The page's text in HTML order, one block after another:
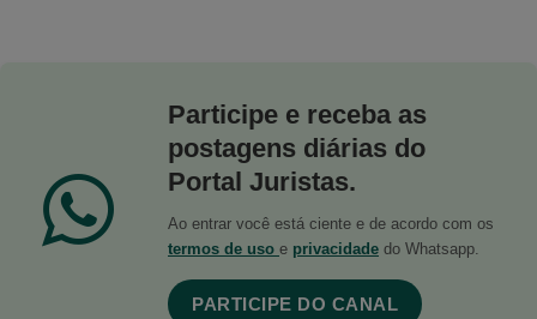
Participe e receba as
postagens diárias do
Portal Juristas.
Ao entrar você está ciente e de acordo com os
termos de uso e privacidade do Whatsapp.
PARTICIPE DO CANAL